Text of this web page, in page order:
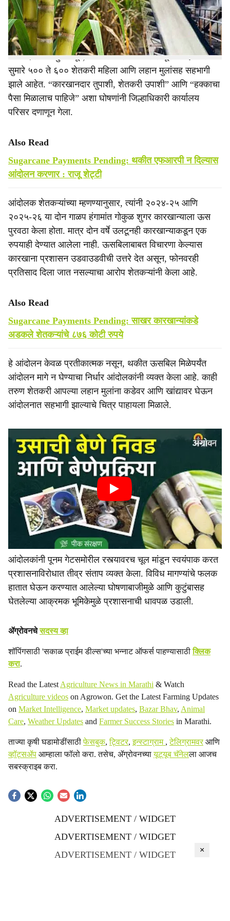
e
परिषदेसमोरील पूनम गेट येथे धरणे आंदोलन सुरू केले आहे.
मंगळवारी (ता. २६) आंदोलनाचा दुसरा दिवस होता.
या आंदोलनात तुळजापूर, अक्कलकोट आणि सोलापूर जिल्ह्यातील
सुमारे ५०० ते ६०० शेतकरी महिला आणि लहान मुलांसह सहभागी
झाले आहेत. “कारखानदार तुपाशी, शेतकरी उपाशी” आणि “हक्काचा
पैसा मिळालाच पाहिजे” अशा घोषणांनी जिल्हाधिकारी कार्यालय
परिसर दणाणून गेला.
Also Read
Sugarcane Payments Pending: थकीत एफआरपी न दिल्यास
आंदोलन करणार : राजू शेट्टी
आंदोलक शेतकऱ्यांच्या म्हणण्यानुसार, त्यांनी २०२४-२५ आणि
२०२५-२६ या दोन गाळप हंगामांत गोकुळ शुगर कारखान्याला ऊस
पुरवठा केला होता. मात्र दोन वर्षे उलटूनही कारखान्याकडून एक
रुपयाही देण्यात आलेला नाही. ऊसबिलाबाबत विचारणा केल्यास
कारखाना प्रशासन उडवाउडवीची उत्तरे देत असून, फोनवरही
प्रतिसाद दिला जात नसल्याचा आरोप शेतकऱ्यांनी केला आहे.
Also Read
Sugarcane Payments Pending: साखर कारखान्यांकडे
अडकले शेतकऱ्यांचे ८७६ कोटी रुपये
हे आंदोलन केवळ प्रतीकात्मक नसून, थकीत ऊसबिल मिळेपर्यंत
आंदोलन मागे न घेण्याचा निर्धार आंदोलकांनी व्यक्त केला आहे. काही
तरुण शेतकरी आपल्या लहान मुलांना कडेवर आणि खांद्यावर घेऊन
आंदोलनात सहभागी झाल्याचे चित्र पाहायला मिळाले.
आंदोलकांनी पूनम गेटसमोरील रस्त्यावरच चूल मांडून स्वयंपाक करत
प्रशासनाविरोधात तीव्र संताप व्यक्त केला. विविध मागण्यांचे फलक
हातात घेऊन करण्यात आलेल्या घोषणाबाजीमुळे आणि कुटुंबासह
घेतलेल्या आक्रमक भूमिकेमुळे प्रशासनाची धावपळ उडाली.
ॲग्रोवनचेसदस्य व्हा
शॉपिंगसाठी 'सकाळ प्राईम डील्स'च्या भन्नाट ऑफर्स पाहण्यासाठीक्लिक
करा.
Read the Latest Agriculture News in Marathi & Watch
Agriculture videos on Agrowon. Get the Latest Farming Updates
on Market Intelligence, Market updates, Bazar Bhav, Animal
Care, Weather Updates and Farmer Success Stories in Marathi.
ताज्या कृषी घडामोडींसाठीफेसबुक,ट्विटर,इन्स्टाग्राम ,टेलिग्रामवरआणि
व्हॉट्सॲप आम्हाला फॉलो करा. तसेच, ॲग्रोवनच्यायूट्यूब चॅनेलला आजच
सबस्क्राइब करा.
ADVERTISEMENT / WIDGET
ADVERTISEMENT / WIDGET
ADVERTISEMENT / WIDGET
×